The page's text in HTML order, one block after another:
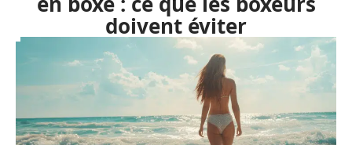
doivent éviter